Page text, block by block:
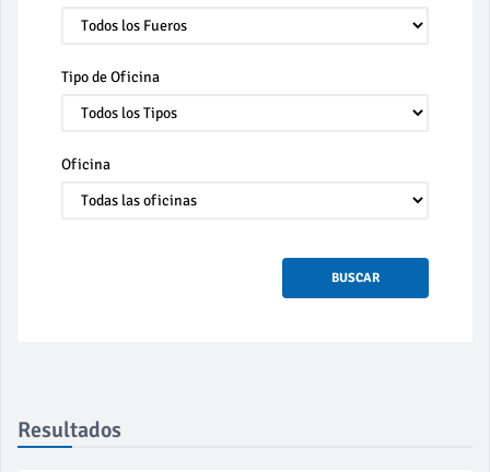
Tipo de Oficina
Oficina
BUSCAR
Resultados